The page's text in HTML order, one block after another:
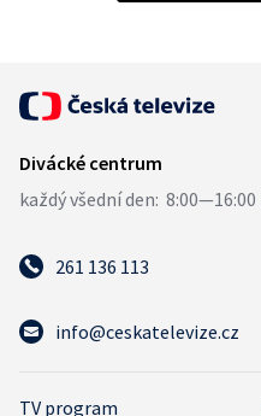
261 136 113
info@ceskatelevize.cz
TV program